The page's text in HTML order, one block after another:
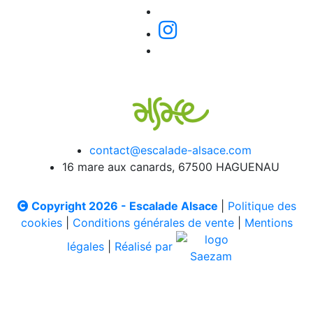
contact@escalade-alsace.com
16 mare aux canards, 67500 HAGUENAU
Copyright 2026 - Escalade Alsace
Politique des
cookies| Conditions générales de vente| Mentions
légales
Réalisé par